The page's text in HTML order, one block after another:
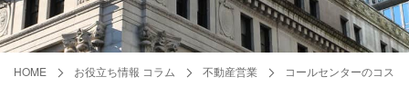
HOME お役立ち情報 コラム 不動産営業 コールセンターのコス